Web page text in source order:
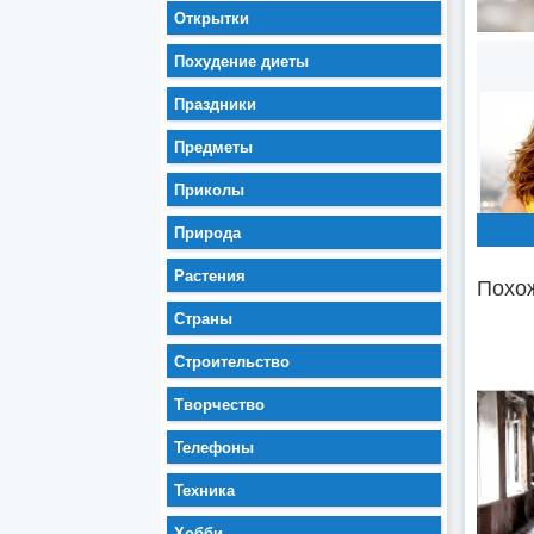
Открытки
Похудение диеты
Праздники
Предметы
Приколы
Природа
Растения
Страны
Строительство
Творчество
Телефоны
Техника